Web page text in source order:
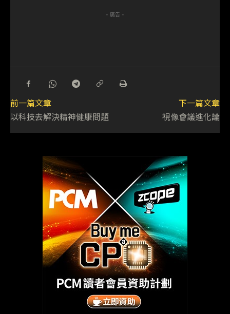
- 廣告 -
前一篇文章
以科技去解決精神健康問題
下一篇文章
視像會議進化論